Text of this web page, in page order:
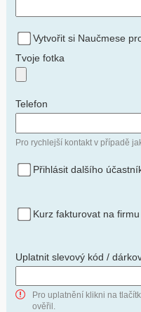
Vytvořit si Naučmese
Tvoje fotka
Telefon
Pro rychlejší kontakt v případě
Přihlásit dalšího
Kurz fakturovat na firmu
Uplatnit slevový kód /
Pro uplatnění klikni na
ověřil.